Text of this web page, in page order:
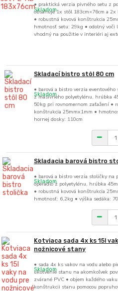
• praktická verzia pivného setu z
obsahuje 1x stôl 183cm×76cm a 2x
• robustná kovová konštrukcia
hmotnosť setu: 29kg • odolný voči
vhodný na použitie v interiéri aj
Skladom
Skladací bistro stôl 80 cm
• barová a bistro verzia
z masívneho polyetylénu, hrúbka
50kg pri rovnomernom zaťažení •
konštrukcia 25mmx1mm •
hornej dosky: 110cm
Skladom
Skladacia barová bistro
• barová a bistro verzia stoličky na
operadlo z polyetylénu, hrúbka
• robustná kovová konštrukcia
hmotnosť: 6,2kg • výška sedáka:
Skladom
Kotviaca sada 4x ks 15l
nožnicové stany
• sada 4x ks vakov na vodu alebo
ukotvenie stanu na akomkoľvek
zvárané PVC • objem každého
konštrukcii stanu pomocou
Skladom